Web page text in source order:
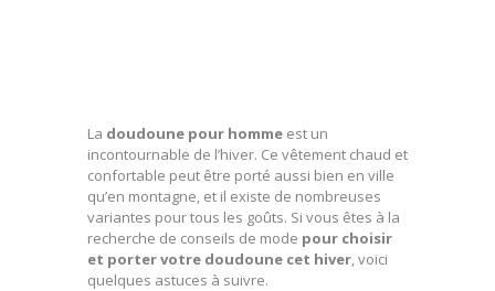
La doudoune pour homme est un
incontournable de l’hiver. Ce vêtement chaud et
confortable peut être porté aussi bien en ville
qu’en montagne, et il existe de nombreuses
variantes pour tous les goûts. Si vous êtes à la
recherche de conseils de mode pour choisir
et porter votre doudoune cet hiver, voici
quelques astuces à suivre.